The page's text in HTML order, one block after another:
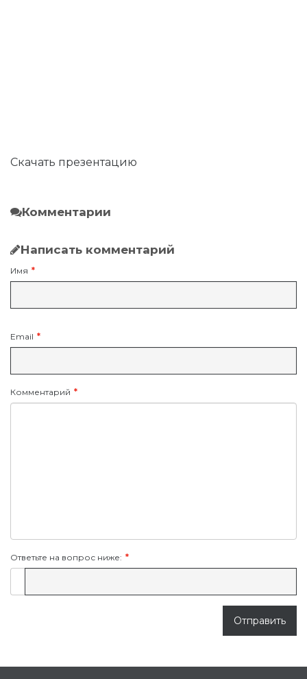
Скачать презентацию
Комментарии
Написать комментарий
Имя
Email
Комментарий
Ответьте на вопрос ниже:
Отправить